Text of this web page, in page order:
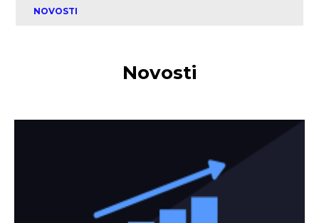
NOVOSTI
Novosti